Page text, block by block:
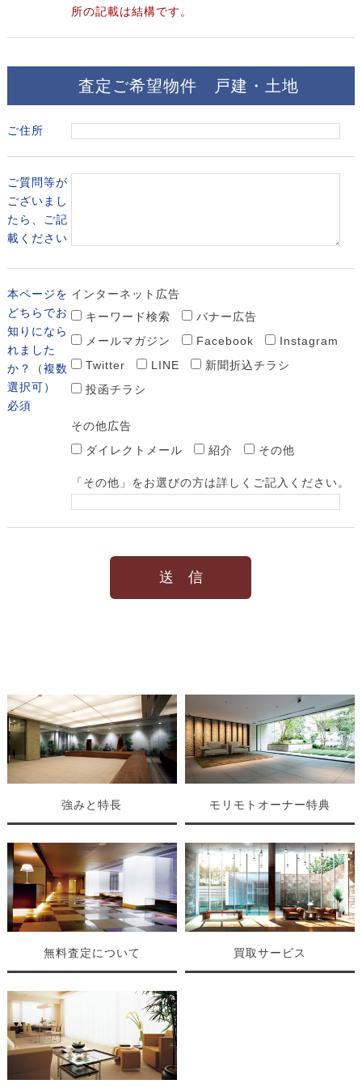
所の記載は結構です。
査定ご希望物件 戸建・土地
ご住所
ご質問等が
ございまし
たら、
ご記
載ください
本ページを
どちらでお
知りになら
れました
か？
（複数
選択可）
必須
インターネット広告
キーワード検索
バナー広告
メールマガジン
Facebook
Instagram
Twitter
LINE
新聞折込チラシ
投函チラシ
その他広告
ダイレクトメール
紹介 その他
「その他」をお選びの方は詳しくご記入ください。
強みと特長 モリモトオーナー特典
無料査定について 買取サービス